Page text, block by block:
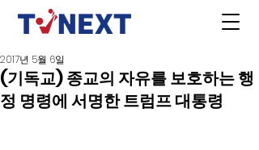
(기독교) 종교의 자유를 보호하는 행
정 명령에 서명한 트럼프 대통령
2017년 5월 6일